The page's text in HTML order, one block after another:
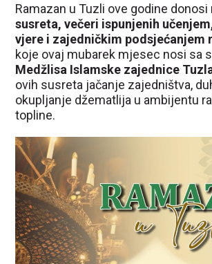
Ramazan u Tuzli ove godine donosi
susreta, večeri ispunjenih
vjere i zajedničkim podsjećanjem
koje ovaj mubarek mjesec nosi sa
Medžlisa Islamske zajednice
ovih susreta jačanje zajedništva,
okupljanje džematlija u ambijentu
topline.